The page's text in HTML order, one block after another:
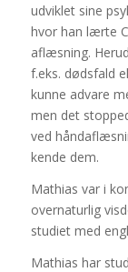
udviklet sine
hvor han lærte
aflæsning.
f.eks. dødsfald
kunne advare
men det
ved
kende dem.
Mathias var i
overnaturlig
studiet med
Mathias har